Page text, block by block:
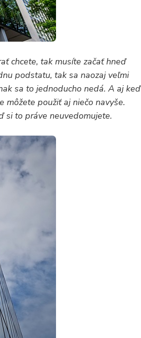
chcete, tak musíte začať hneď
podstatu, tak sa naozaj veľmi
sa to jednoducho nedá. A aj keď
môžete použiť aj niečo navyše.
si to práve neuvedomujete.